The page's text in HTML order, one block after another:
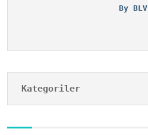
By BLV
Kategoriler